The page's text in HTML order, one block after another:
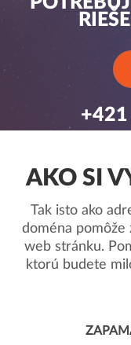
AKO SI
Tak isto ako
doména pomôže
web stránku.
ktorú budete